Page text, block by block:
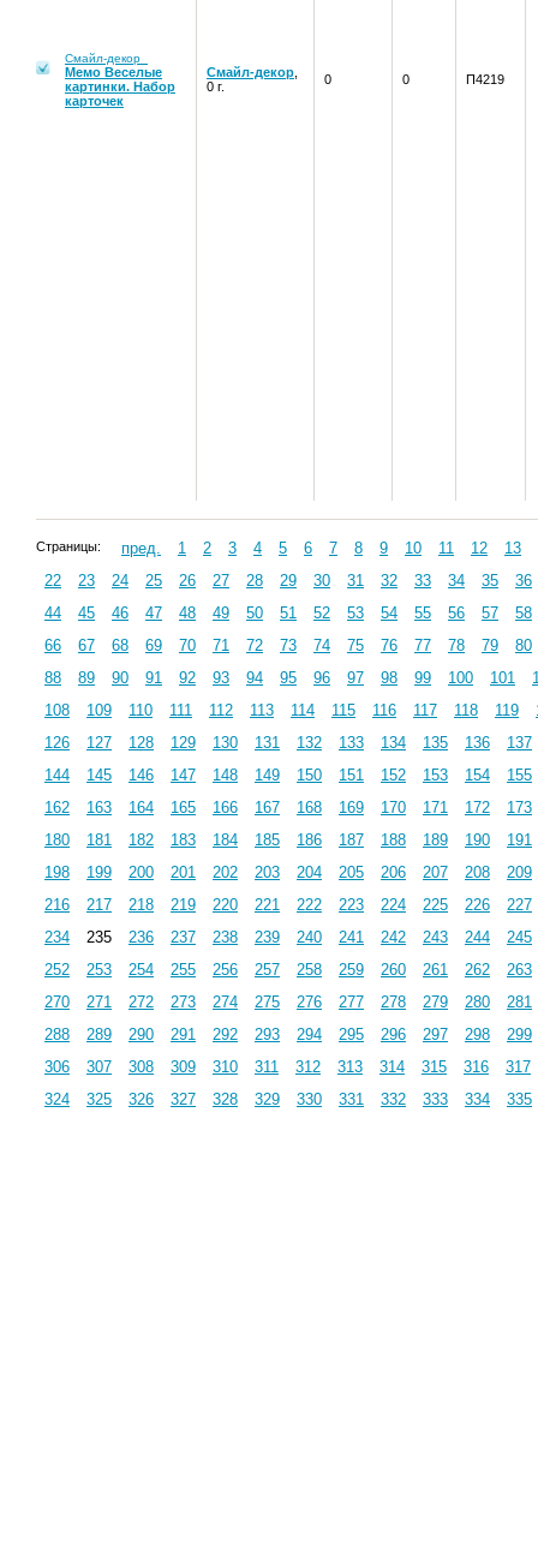
Смайл-декор
Мемо Веселые
картинки. Набор
карточек
Смайл-декор
0 г.
0 0 П4219
Страницы: пред. 1 2 3 4 5 6 7 8 9 10 11 12
13
22
23 24 25 26 27 28 29 30 31 32 33 34 35
36
44
45 46 47 48 49 50 51 52 53 54 55 56 57
58
66
67 68 69 70 71 72 73 74 75 76 77 78 79
80
88
89 90 91 92 93 94 95 96 97 98 99 100 101
108
109 110 111 112 113 114 115 116 117 118 119
126
127 128 129 130 131 132 133 134 135 136
137
144
145 146 147 148 149 150 151 152 153 154
155
162
163 164 165 166 167 168 169 170 171 172
173
180
181 182 183 184 185 186 187 188 189 190
191
198
199 200 201 202 203 204 205 206 207 208
209
216
217 218 219 220 221 222 223 224 225 226
227
234
235 236 237 238 239 240 241 242 243 244
245
252
253 254 255 256 257 258 259 260 261 262
263
270
271 272 273 274 275 276 277 278 279 280
281
288
289 290 291 292 293 294 295 296 297 298
299
306
307 308 309 310 311 312 313 314 315 316
317
324
325 326 327 328 329 330 331 332 333 334 335